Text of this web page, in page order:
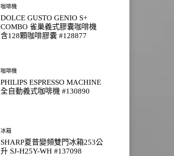
咖啡機
DOLCE GUSTO GENIO S+
COMBO 雀巢義式膠囊咖啡機
含128顆咖啡膠囊 #128877
咖啡機
PHILIPS ESPRESSO MACHINE
全自動義式咖啡機 #130890
冰箱
SHARP夏普變頻雙門冰箱253公
升 SJ-H25Y-WH #137098